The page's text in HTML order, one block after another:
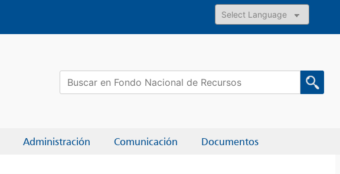
Powered by
Administración Comunicación Documentos
Buscar: